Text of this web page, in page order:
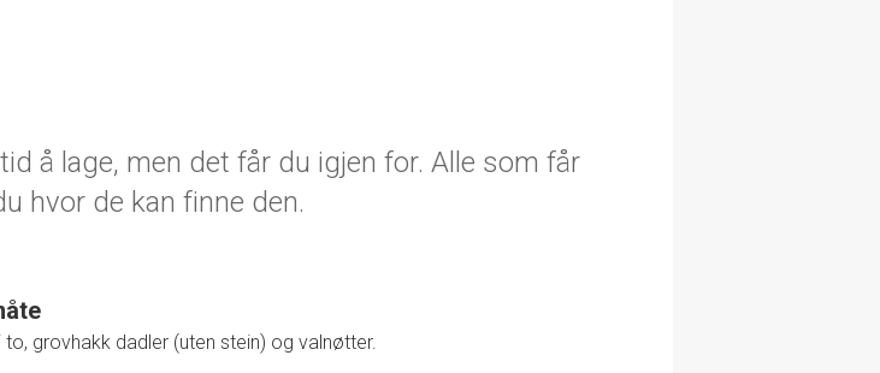
å lage, men det får du igjen for. Alle som får
hvor de kan finne den.
grovhakk dadler (uten stein) og valnøtter.